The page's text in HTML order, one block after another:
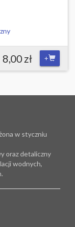
8,00 zł +
w styczniu
oraz detaliczny
wodnych,